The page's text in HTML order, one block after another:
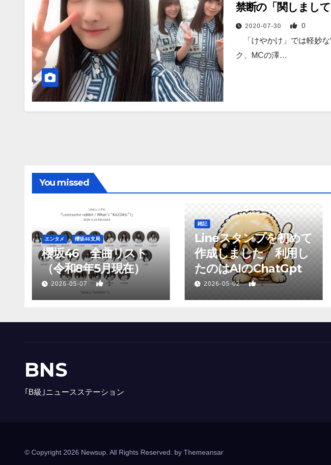
禁断の「関しまし
2020-07-30 0
「けやかけ」では軽妙な
ク、MCの澤…
You missed
エンタメ 櫻坂46支局
櫻坂46 全曲リスト
（令和8年5月現在）
2026-05-07 1
雑記
Lineスタンプを初めて
作成しました 利用し
たのはAIのChatGpt
2026-05-02 1
BNS
｢B級｣ニュースステーション
© Copyright 2026 Newsup. All Rights Reserved. by Themeansar